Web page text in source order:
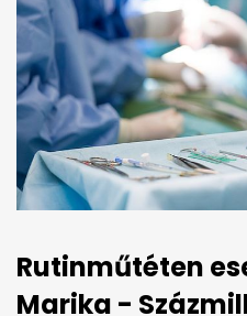
Rutinműtéten
Marika -